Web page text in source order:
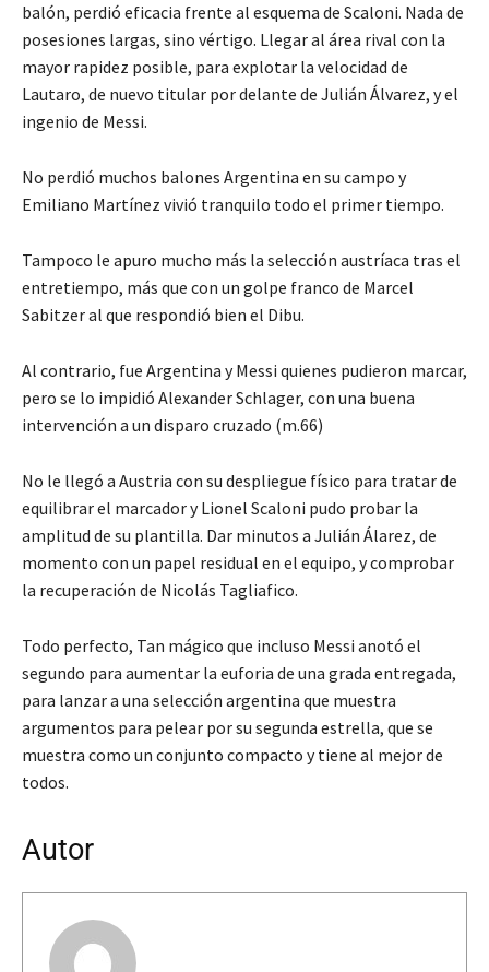
balón, perdió eficacia frente al esquema de Scaloni. Nada de
posesiones largas, sino vértigo. Llegar al área rival con la
mayor rapidez posible, para explotar la velocidad de
Lautaro, de nuevo titular por delante de Julián Álvarez, y el
ingenio de Messi.
No perdió muchos balones Argentina en su campo y
Emiliano Martínez vivió tranquilo todo el primer tiempo.
Tampoco le apuro mucho más la selección austríaca tras el
entretiempo, más que con un golpe franco de Marcel
Sabitzer al que respondió bien el Dibu.
Al contrario, fue Argentina y Messi quienes pudieron marcar,
pero se lo impidió Alexander Schlager, con una buena
intervención a un disparo cruzado (m.66)
No le llegó a Austria con su despliegue físico para tratar de
equilibrar el marcador y Lionel Scaloni pudo probar la
amplitud de su plantilla. Dar minutos a Julián Álarez, de
momento con un papel residual en el equipo, y comprobar
la recuperación de Nicolás Tagliafico.
Todo perfecto, Tan mágico que incluso Messi anotó el
segundo para aumentar la euforia de una grada entregada,
para lanzar a una selección argentina que muestra
argumentos para pelear por su segunda estrella, que se
muestra como un conjunto compacto y tiene al mejor de
todos.
Autor